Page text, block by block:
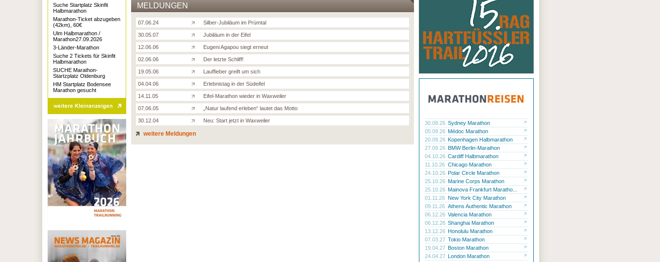
MELDUNGEN
07.06.24 Silber-Jubiläum im Prümtal
30.05.07 Jubiläum in der Eifel
12.06.06 Eugeni Agapou siegt erneut
02.06.06 Der letzte Schliff!
19.05.06 Lauffieber greift um sich
04.04.06 Erlebnistag in der Südeifel
14.11.05 Eifel-Marathon wieder in Waxweiler
07.06.05 „Natur laufend erleben“ lautet das Motto
30.12.04 Neu: Start jetzt in Waxweiler
weitere Meldungen
30.08.26 Sydney Marathon
05.09.26 Médoc Marathon
20.09.26 Kopenhagen Halbmarathon
27.09.26 BMW Berlin-Marathon
04.10.26 Cardiff Halbmarathon
11.10.26 Chicago Marathon
24.10.26 Polar Circle Marathon
25.10.26 Marine Corps Marathon
25.10.26 Mainova Frankfurt Maratho...
01.11.26 New York City Marathon
09.11.26 Athens Authentic Marathon
06.12.26 Valencia Marathon
06.12.26 Shanghai Marathon
13.12.26 Honolulu Marathon
07.03.27 Tokio Marathon
19.04.27 Boston Marathon
24.04.27 London Marathon
Suche Startplatz Skinfit
Halbmarathon
Marathon-Ticket abzugeben
(42km), 60€
Ulm Halbmarathon /
Marathon27.09.2026
3-Länder-Marathon
Suche 2 Tickets für Skinfit
Halbmarathon
SUCHE Marathon-
Startzplatz Oldenburg
HM Startplatz Bodensee
Marathon gesucht